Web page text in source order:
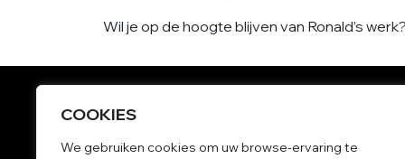
COOKIES
We gebruiken cookies om uw browse-ervaring te
Wil je op de hoogte blijven van Ronald’s
Kleurrijke schilderijen